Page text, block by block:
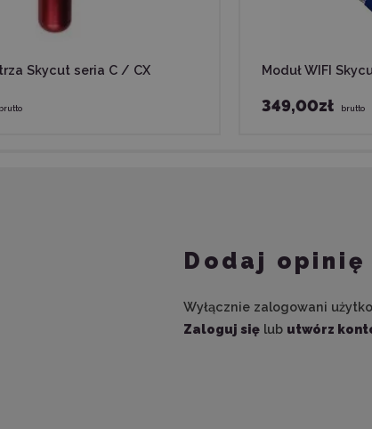
Skycut seria C / CX
brutto
Moduł WIFI
349,00zł brutto
Dodaj opinię
Wyłącznie zalogowani
Zaloguj się lub utwórz